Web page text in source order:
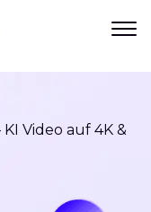
Video auf 4K &